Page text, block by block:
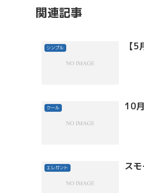
関連記事
シンプル 【
クール 10
エレガント ス